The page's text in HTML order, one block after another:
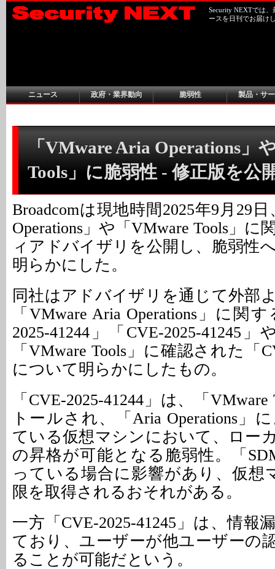
Security NEXTでは
ースを日刊でお届け
ニュース 政府・業界動向 脆弱性 製品・サ
「VMware Aria Operations」
Tools」に脆弱性 - 修正版を公
Broadcomは現地時間2025年9月29
Operations」や「VMware Tools」に
ィアドバイザリを公開し、脆弱性
明らかにした。
同社はアドバイザリを通じて外部
「VMware Aria Operations」に関
2025-41244」「CVE-2025-41245」
「VMware Tools」に確認された「
について明らかにしたもの。
「CVE-2025-41244」は、「
トールされ、「Aria Operations」
ている仮想マシンにおいて、ロー
の昇格が可能となる脆弱性。「
っている場合に影響があり、仮想
限を取得されるおそれがある。
一方「CVE-2025-41245」は、情報
ており、ユーザーが他ユーザーの
ることが可能だという。